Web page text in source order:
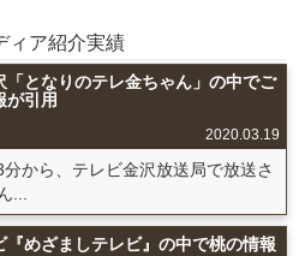
ィア紹介実績
「となりのテレ金ちゃん」の中でご
が引用
2020.03.19
から、テレビ金沢放送局で放送さ
...
『めざましテレビ』の中で桃の情報